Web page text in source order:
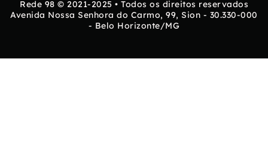
Rede 98 © 2021-2025 • Todos os direitos reservados
Avenida Nossa Senhora do Carmo, 99, Sion - 30.330-000
- Belo Horizonte/MG